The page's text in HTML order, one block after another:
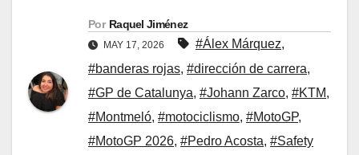
Por Raquel Jiménez
MAY 17, 2026 #Álex Márquez,
#banderas rojas, #dirección de carrera,
#GP de Catalunya, #Johann Zarco, #KTM,
#Montmeló, #motociclismo, #MotoGP,
#MotoGP 2026, #Pedro Acosta, #Safety